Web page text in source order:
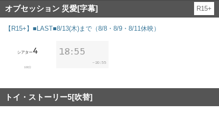
オブセッション 災愛[字幕] R15+
【R15+】■LAST■8/13(木)まで（8/8・8/9・8/11休映）
シアター4
108分
18:55
~ 20:55
トイ・ストーリー5[吹替]